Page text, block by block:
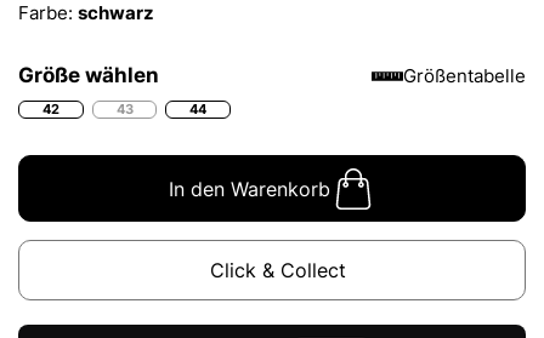
Farbe: schwarz
Größe wählen Größentabelle
42 43 44
In den Warenkorb
Click & Collect